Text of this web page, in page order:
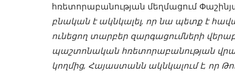
հռետորաբանության մեղմացում
բնական է ակնկալել, որ նա պետք է
ունեցող տարբեր զարգացումների
պաշտոնական հռետորաբանության վրա,
կողմից, Հայաստանն ակնկալում է, որ